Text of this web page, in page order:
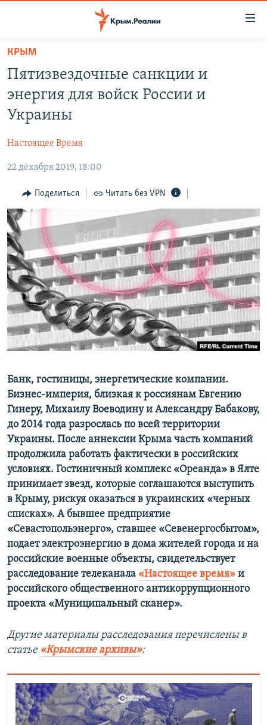
Вернуться
основному
содержанию
Вернутся
главной
Вернутся
поиску
СПЕЦПРОЕКТЫ
11 ЛЕТ ОККУПАЦИИ КРЫМА. 11 ИСТОРИЙ СОПРОТИВЛЕНИЯ
ВОДА
ЕЩЕ
ИНТЕРАКТИВ
ИНФОГРАФИКА
ТЕЛЕПРОЕКТ КРЫМ.РЕАЛИИ
СОВЕТЫ ПРАВОЗАЩИТНИКОВ
ПРОПАВШИЕ БЕЗ ВЕСТИ
ПОБЕДИТЕЛЕЙ НЕ СУДЯТ?
КРЫМ.НЕПОКОРЕННЫЙ
ELIFBE
УКРАИНСКАЯ ПРОБЛЕМА КРЫМА
РАДІО СВОБОДА
КАК ОБОЙТИ БЛОКИРОВКУ
Українською
Qırımtatar
ПРИСОЕДИНЯЙТЕСЬ!
КРЫМ
Пятизвездочные санкции и
энергия для войск России и
Украины
Настоящее Время
22 декабря 2019, 18:00
Поделиться Читать без VPN
Банк, гостиницы, энергетические компании.
Бизнес-империя, близкая к россиянам Евгению
Гинеру, Михаилу Воеводину и Александру Бабакову,
до 2014 года разрослась по всей территории
Украины. После аннексии Крыма часть компаний
продолжила работать фактически в российских
условиях. Гостиничный комплекс «Ореанда» в Ялте
принимает звезд, которые соглашаются выступить
в Крыму, рискуя оказаться в украинских «черных
списках». А бывшее предприятие
«Севастопольэнерго», ставшее «Севенергосбытом»,
подает электроэнергию в дома жителей города и на
российские военные объекты, свидетельствует
расследование телеканала «Настоящее время» и
российского общественного антикоррупционного
проекта «Муниципальный сканер».
Другие материалы расследования перечислены в
статье «Крымские архивы»: